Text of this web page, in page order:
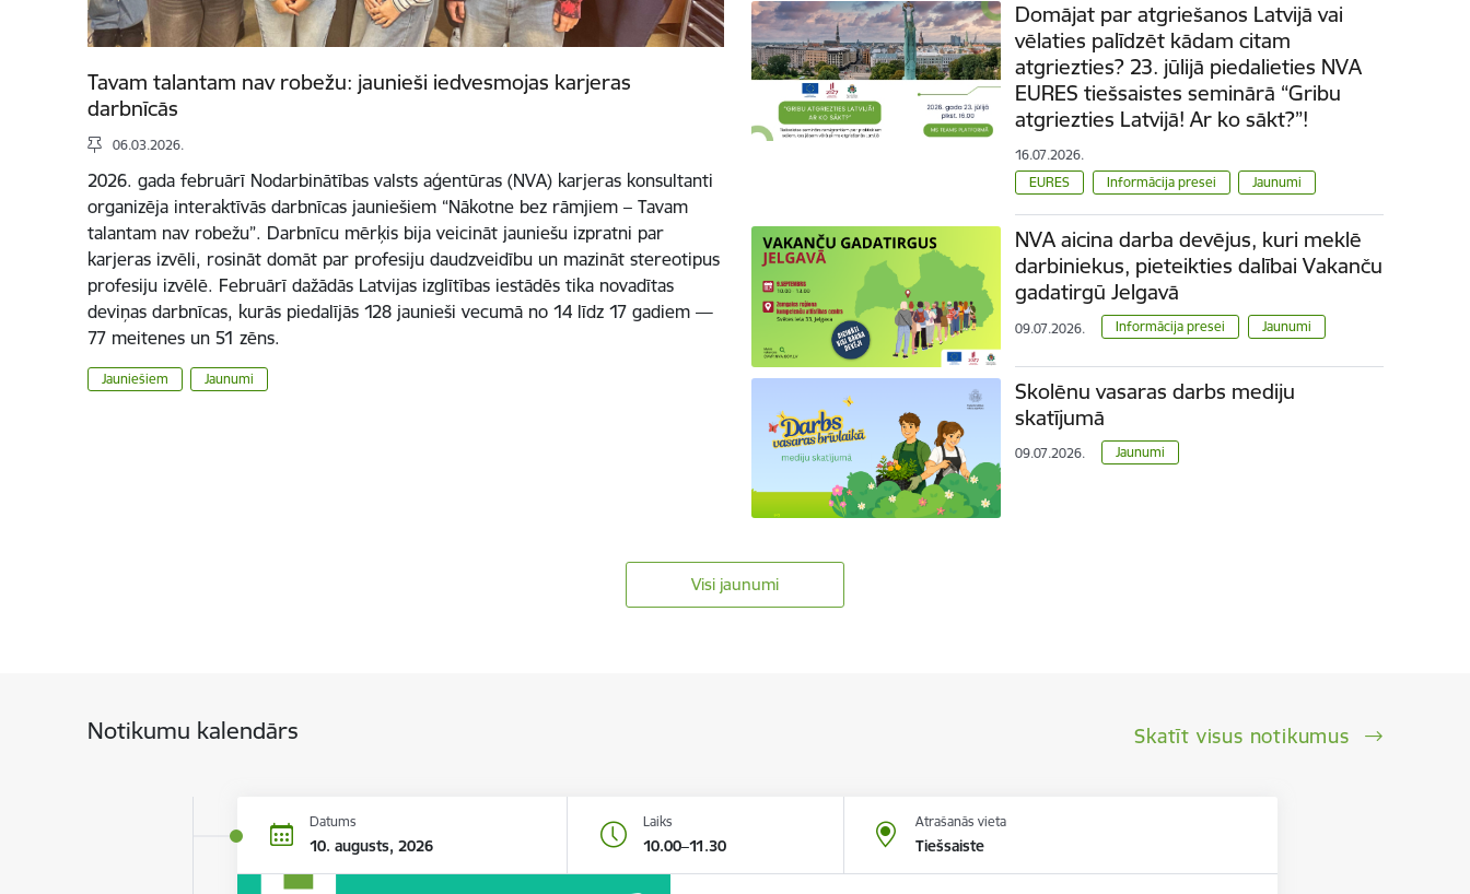
Tavam talantam nav robežu: jaunieši iedvesmojas karjeras
darbnīcās
06.03.2026.
2026. gada februārī Nodarbinātības valsts aģentūras (NVA) karjeras konsultanti
organizēja interaktīvās darbnīcas jauniešiem “Nākotne bez rāmjiem – Tavam
talantam nav robežu”. Darbnīcu mērķis bija veicināt jauniešu izpratni par
karjeras izvēli, rosināt domāt par profesiju daudzveidību un mazināt stereotipus
profesiju izvēlē. Februārī dažādās Latvijas izglītības iestādēs tika novadītas
deviņas darbnīcas, kurās piedalījās 128 jaunieši vecumā no 14 līdz 17 gadiem —
77 meitenes un 51 zēns.
Jauniešiem Jaunumi
Domājat par atgriešanos Latvijā vai
vēlaties palīdzēt kādam citam
atgriezties? 23. jūlijā piedalieties NVA
EURES tiešsaistes seminārā “Gribu
atgriezties Latvijā! Ar ko sākt?”!
16.07.2026.
EURES
Informācija presei Jaunumi
NVA aicina darba devējus, kuri meklē
darbiniekus, pieteikties dalībai Vakanču
gadatirgū Jelgavā
09.07.2026. Informācija presei Jaunumi
Skolēnu vasaras darbs mediju
skatījumā
09.07.2026. Jaunumi
Visi jaunumi
Notikumu kalendārs Skatīt visus notikumus
Datums
10. augusts, 2026
Laiks
10.00–11.30
Atrašanās vieta
Tiešsaiste